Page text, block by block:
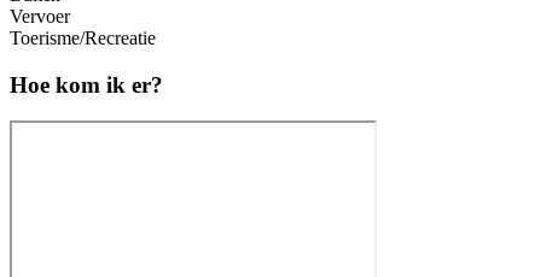
Vervoer
Toerisme/Recreatie
Hoe kom ik er?